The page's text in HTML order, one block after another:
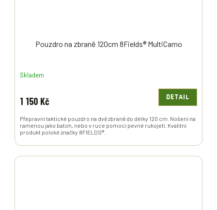
Pouzdro na zbraně 120cm 8Fields® MultiCamo
Skladem
1 150 Kč DETAIL
Přepravní taktické pouzdro na dvě zbraně do délky 120 cm. Nošení na
ramenou jako batoh, nebo v ruce pomocí pevné rukojeti. Kvalitní
produkt polské značky 8FIELDS®.